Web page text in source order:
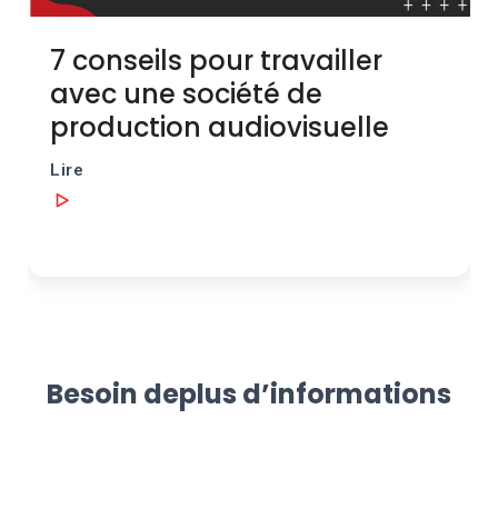
Besoin deplus d’informations